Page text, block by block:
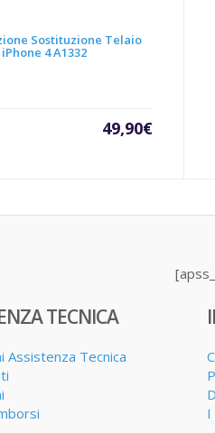
Sostituzione Telaio
4 A1332
49,90€
TECNICA
Assistenza Tecnica
I